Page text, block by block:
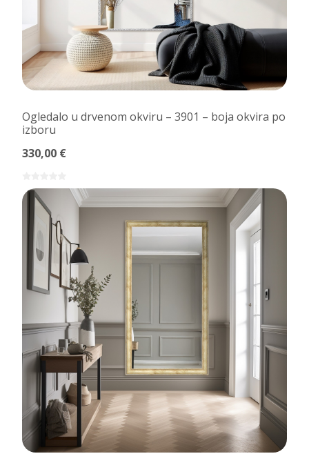
Ogledalo u drvenom okviru – 3901 – boja okvira po
izboru
330,00 €